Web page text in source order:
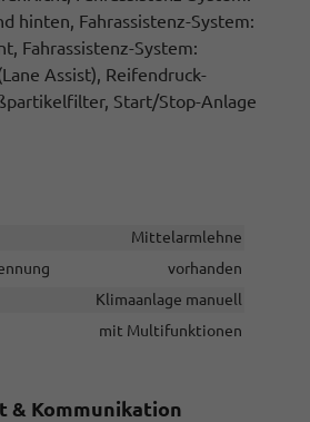
hinten, Fahrassistenz-System:
Fahrassistenz-System:
Assist), Reifendruck-
Start/Stop-Anlage
Mittelarmlehne
vorhanden
Klimaanlage manuell
mit Multifunktionen
& Kommunikation